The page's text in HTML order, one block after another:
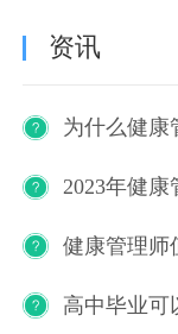
资讯
为什么健康
2023年健
高中毕业可